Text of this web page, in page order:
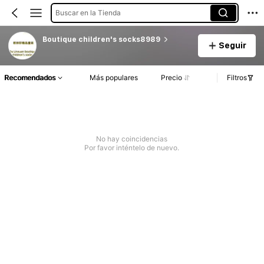
Buscar en la Tienda
Boutique children's socks8989
Seguir
Recomendados Más populares Precio Filtros
No hay coincidencias
Por favor inténtelo de nuevo.